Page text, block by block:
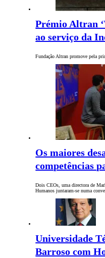
Prémio Altran
ao serviço da
Fundação Altran promove pela
Os maiores
competências
Dois CEOs, uma directora de
Humanos juntaram-se numa
Universidade
Barroso com